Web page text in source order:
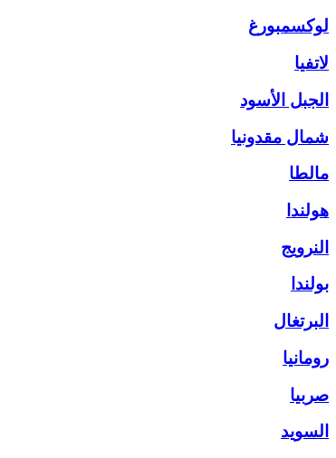
لوكسمبورغ
لاتفيا
الجبل الأسود
شمال مقدونيا
مالطا
هولندا
النرويج
بولندا
البرتغال
رومانيا
صربيا
السويد